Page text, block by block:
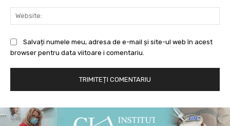
Salvați numele meu, adresa de e-mail și site-ul web în acest
browser pentru data viitoare i comentariu.